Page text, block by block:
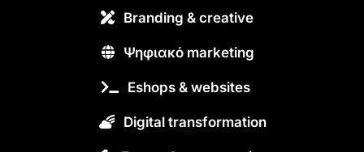
Branding & creative
Ψηφιακό marketing
Eshops & websites
Digital transformation